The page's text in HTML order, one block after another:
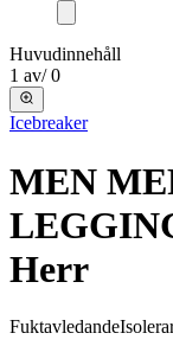
Huvudinnehåll
1 av/ 0
Icebreaker
MEN
Herr
Fuktavledande